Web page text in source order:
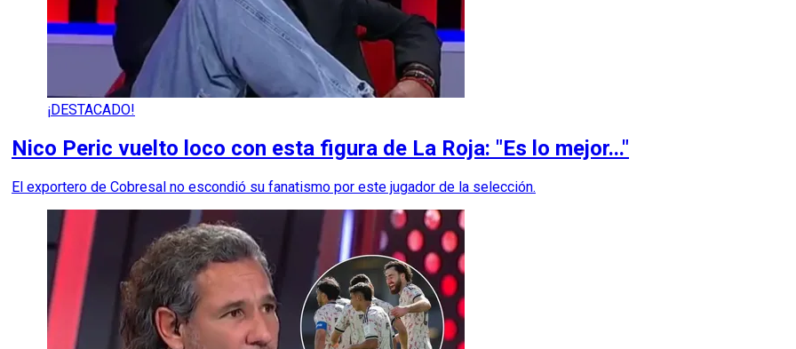
¡DESTACADO!
Nico Peric vuelto loco con esta figura de La Roja: "Es lo mejor..."
El exportero de Cobresal no escondió su fanatismo por este jugador de la selección.